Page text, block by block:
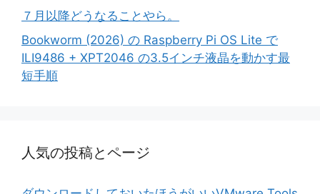
７月以降どうなることやら。
Bookworm (2026) の Raspberry Pi OS Lite で
ILI9486 + XPT2046 の3.5インチ液晶を動かす最
短手順
人気の投稿とページ